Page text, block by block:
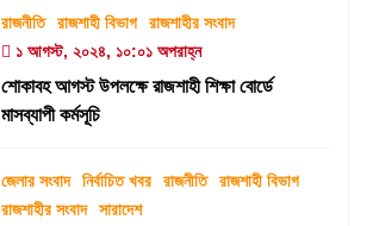
রাজনীতি রাজশাহী বিভাগ
রাজশাহীর সংবাদ
১ আগস্ট, ২০২৪, ১০:০১ অপরাহ্ন
শোকাবহ আগস্ট উপলক্ষে রাজশাহী শিক্ষা বোর্ডে
মাসব্যাপী কর্মসূচি
জেলার সংবাদ নির্বাচিত খবর রাজনীতি
রাজশাহী বিভাগ
রাজশাহীর সংবাদ
সারাদেশ